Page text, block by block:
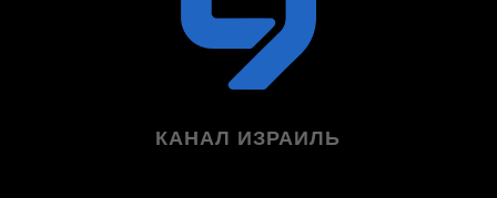
КАНАЛ ИЗРАИЛЬ